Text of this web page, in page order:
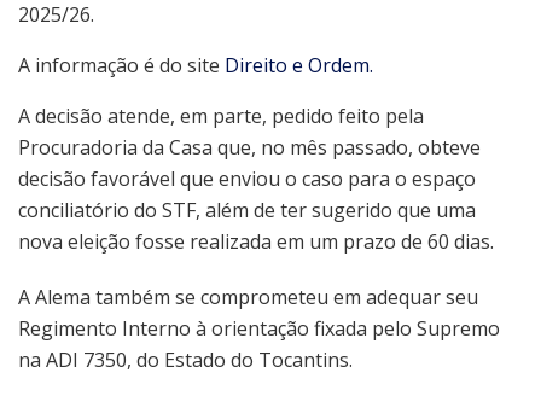
2025/26.
A informação é do site Direito e Ordem.
A decisão atende, em parte, pedido feito pela
Procuradoria da Casa que, no mês passado, obteve
decisão favorável que enviou o caso para o espaço
conciliatório do STF, além de ter sugerido que uma
nova eleição fosse realizada em um prazo de 60 dias.
A Alema também se comprometeu em adequar seu
Regimento Interno à orientação fixada pelo Supremo
na ADI 7350, do Estado do Tocantins.